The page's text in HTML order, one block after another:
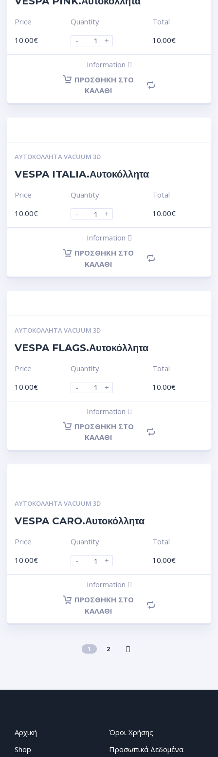
Price
10.00€
Quantity
-
+
Total
10.00€
Information
ΠΡΟΣΘΉΚΗ ΣΤΟ
ΚΑΛΆΘΙ
ΑΥΤΟΚΌΛΛΗΤΑ VACUUM 3D
VESPA ITALIA.Αυτοκόλλητα
Price
10.00€
Quantity
-
+
Total
10.00€
Information
ΠΡΟΣΘΉΚΗ ΣΤΟ
ΚΑΛΆΘΙ
ΑΥΤΟΚΌΛΛΗΤΑ VACUUM 3D
VESPA FLAGS.Αυτοκόλλητα
Price
10.00€
Quantity
-
+
Total
10.00€
Information
ΠΡΟΣΘΉΚΗ ΣΤΟ
ΚΑΛΆΘΙ
ΑΥΤΟΚΌΛΛΗΤΑ VACUUM 3D
VESPA CARO.Αυτοκόλλητα
Price
10.00€
Quantity
-
+
Total
10.00€
Information
ΠΡΟΣΘΉΚΗ ΣΤΟ
ΚΑΛΆΘΙ
1 2
Αρχική
Shop
Όροι Χρήσης
Προσωπικά Δεδομένα